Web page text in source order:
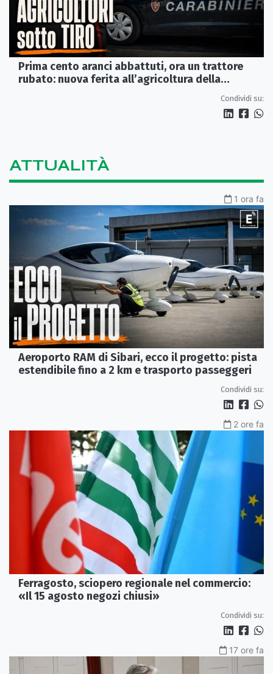
Prima cento aranci abbattuti, ora un trattore
rubato: nuova ferita all’agricoltura della
Condividi su:
ATTUALITÀ
1 ora fa
Aeroporto RAM di Sibari, ecco il progetto: pista
estendibile fino a 2 km e trasporto passeggeri
Condividi su:
2 ore fa
Ferragosto, sciopero regionale nel commercio:
«Il 15 agosto negozi chiusi»
Condividi su:
17 ore fa